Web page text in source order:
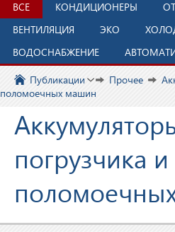
ВСЕ КОНДИЦИОНЕРЫ
ВЕНТИЛЯЦИЯ
ЭКО
ВОДОСНАБЖЕНИЕ
Публикации Прочее
поломоечных машин
погрузчика и